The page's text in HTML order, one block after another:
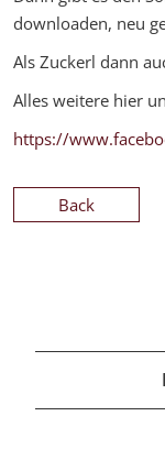
downloaden, neu
Als Zuckerl dann
Alles weitere hier
https://
Back